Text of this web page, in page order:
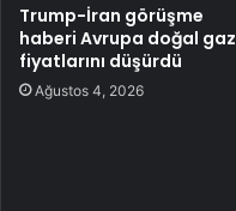
Trump-İran görüşme
haberi Avrupa doğal gaz
fiyatlarını düşürdü
Ağustos 4, 2026